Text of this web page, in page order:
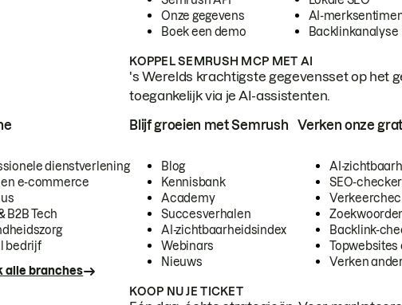
Onze gegevens
Boek een demo
AI-
Backlinkanalyse
KOPPEL SEMRUSH MCP MET AI
's Werelds krachtigste gegevensset op het
toegankelijk via je AI-assistenten.
dienstverlening
en e-commerce
B2B Tech
bedrijf
alle branches
Blijf groeien met Semrush
Blog
Kennisbank
Academy
Succesverhalen
AI-zichtbaarheidsindex
Webinars
Nieuws
Verken onze
AI-
SEO-checker
Backlink-
Topwebsites
Verken
KOOP NU JE TICKET